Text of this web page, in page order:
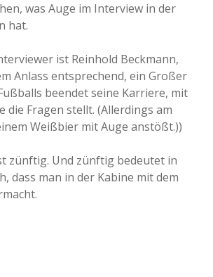
was Auge im Interview in der
hat.
ist Reinhold Beckmann,
Anlass entsprechend, ein Großer
beendet seine Karriere, mit
die Fragen stellt. (Allerdings am
Weißbier mit Auge anstößt.))
zünftig. Und zünftig bedeutet in
dass man in der Kabine mit dem